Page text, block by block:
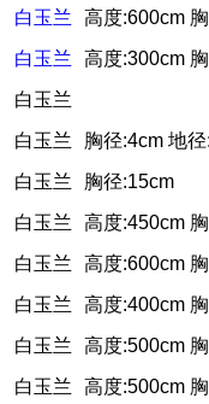
白玉兰 高度:600cm
白玉兰
高度:300cm
白玉兰
白玉兰
胸径:4cm 地
白玉兰
胸径:15cm
白玉兰
高度:450cm
白玉兰
高度:600cm
白玉兰
高度:400cm
白玉兰
高度:500cm
白玉兰
高度:500cm